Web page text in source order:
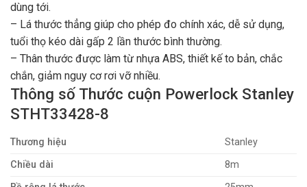
dùng tới.
– Lá thước thẳng giúp cho phép đo chính xác, dễ sử dụng,
tuổi thọ kéo dài gấp 2 lần thước bình thường.
– Thân thước được làm từ nhựa ABS, thiết kế to bản, chắc
chắn, giảm nguy cơ rơi vỡ nhiều.
Thông số Thước cuộn Powerlock Stanley
STHT33428-8
Thương hiệu
Stanley
Chiều dài
8m